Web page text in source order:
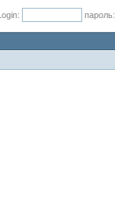
пароль: